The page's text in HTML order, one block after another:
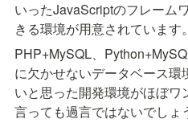
いったJavaScriptのフレーム
きる環境が用意されています。
PHP+MySQL、
に欠かせないデータベース環
いと思った開発環境がほぼワ
言っても過言ではないでしょ